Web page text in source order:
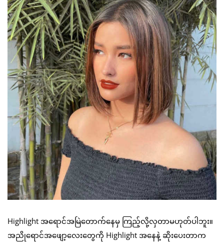
Highlight အရောင်အမြဲတောက်နေမှ ကြည့်လို့လှတာမဟုတ်ပါဘူး။
အညိုရောင်အဖျော့လေးတွေကို Highlight အနေနဲ့ ဆိုးပေးတာက